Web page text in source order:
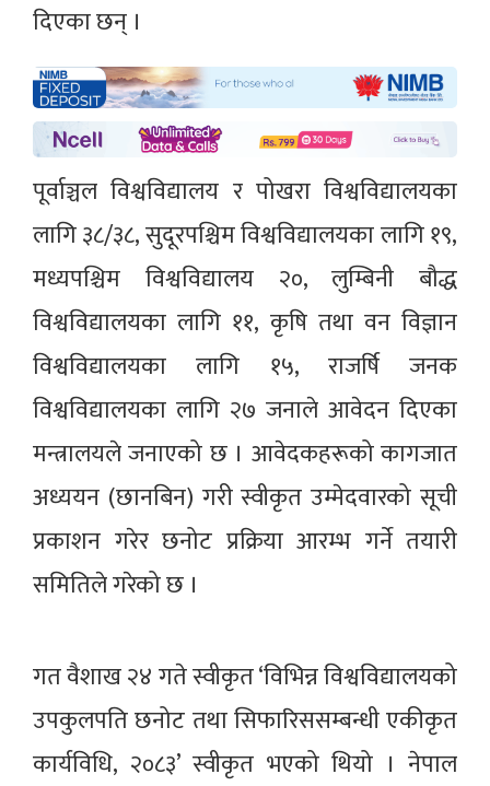
दिएका छन् ।
पूर्वाञ्चल विश्वविद्यालय र पोखरा विश्वविद्यालयका
लागि ३८/३८, सुदूरपश्चिम विश्वविद्यालयका लागि १९,
मध्यपश्चिम विश्वविद्यालय २०, लुम्बिनी बौद्ध
विश्वविद्यालयका लागि ११, कृषि तथा वन विज्ञान
विश्वविद्यालयका लागि १५, राजर्षि जनक
विश्वविद्यालयका लागि २७ जनाले आवेदन दिएका
मन्त्रालयले जनाएको छ । आवेदकहरूको कागजात
अध्ययन (छानबिन) गरी स्वीकृत उम्मेदवारको सूची
प्रकाशन गरेर छनोट प्रक्रिया आरम्भ गर्ने तयारी
समितिले गरेको छ ।
गत वैशाख २४ गते स्वीकृत ‘विभिन्न विश्वविद्यालयको
उपकुलपति छनोट तथा सिफारिससम्बन्धी एकीकृत
कार्यविधि, २०८३’ स्वीकृत भएको थियो । नेपाल